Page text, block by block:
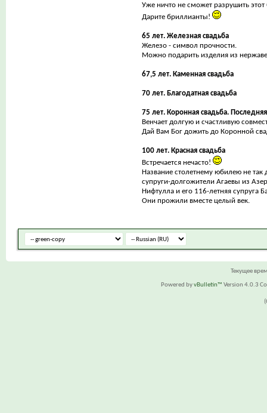
Уже ничто не сможет разрушить этот
Дарите бриллианты!
65 лет. Железная свадьба
Железо - символ прочности.
Можно подарить изделия из
67,5 лет. Каменная свадьба
70 лет. Благодатная свадьба
75 лет. Коронная свадьба.
Венчает долгую и счастливую
Дай Вам Бог дожить до Коронной
100 лет. Красная свадьба
Встречается нечасто!
Название столетнему юбилею не
супруги-долгожители Агаевы из
Нифтулла и его 116-летняя супруга
Они прожили вместе целый век.
Текущее
Powered byvBulletin™ Version 4.0.3